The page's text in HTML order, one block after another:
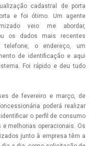
cadastral de porta
e foi ótimo. Um agente
veio me abordar,
os dados mais recentes
telefone, o endereço, um
de identificação e aqui
Foi rápido e deu tudo
de fevereiro e março, de
poderá realizar
o perfil de consumo
melhorias operacionais. Os
junto à empresa têm a